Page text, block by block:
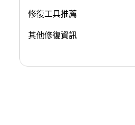
修復工具推薦
其他修復資訊